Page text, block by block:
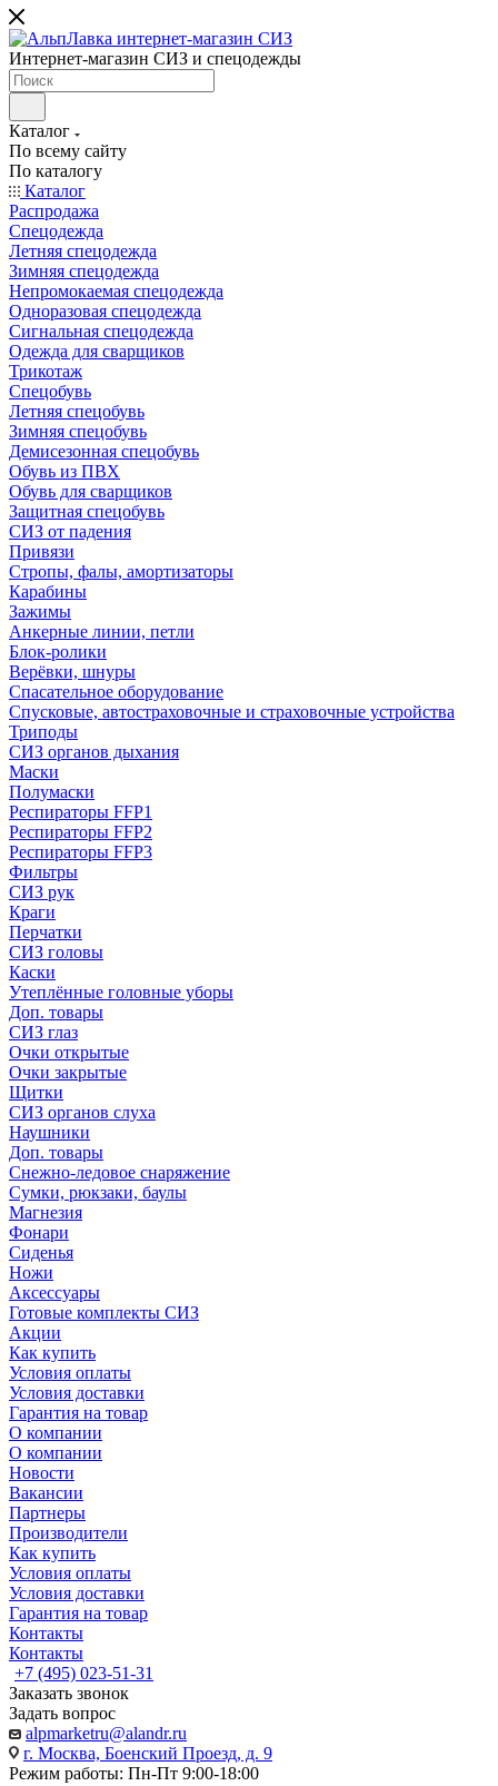
Интернет-магазин СИЗ и спецодежды
Каталог
По всему сайту
По каталогу
Каталог
Распродажа
Спецодежда
Летняя спецодежда
Зимняя спецодежда
Непромокаемая спецодежда
Одноразовая спецодежда
Сигнальная спецодежда
Одежда для сварщиков
Трикотаж
Спецобувь
Летняя спецобувь
Зимняя спецобувь
Демисезонная спецобувь
Обувь из ПВХ
Обувь для сварщиков
Защитная спецобувь
СИЗ от падения
Привязи
Стропы, фалы, амортизаторы
Карабины
Зажимы
Анкерные линии, петли
Блок-ролики
Верёвки, шнуры
Спасательное оборудование
Спусковые, автостраховочные и страховочные устройства
Триподы
СИЗ органов дыхания
Маски
Полумаски
Респираторы FFP1
Респираторы FFP2
Респираторы FFP3
Фильтры
СИЗ рук
Краги
Перчатки
СИЗ головы
Каски
Утеплённые головные уборы
Доп. товары
СИЗ глаз
Очки открытые
Очки закрытые
Щитки
СИЗ органов слуха
Наушники
Доп. товары
Снежно-ледовое снаряжение
Сумки, рюкзаки, баулы
Магнезия
Фонари
Сиденья
Ножи
Аксессуары
Готовые комплекты СИЗ
Акции
Как купить
Условия оплаты
Условия доставки
Гарантия на товар
О компании
О компании
Новости
Вакансии
Партнеры
Производители
Как купить
Условия оплаты
Условия доставки
Гарантия на товар
Контакты
Контакты
+7 (495) 023-51-31
Заказать звонок
Задать вопрос
alpmarketru@alandr.ru
г. Москва, Боенский Проезд, д. 9
Режим работы: Пн-Пт 9:00-18:00